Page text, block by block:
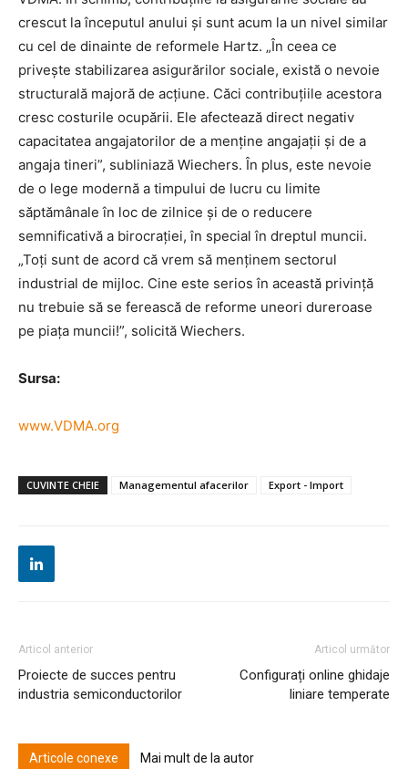
crescut la începutul anului și sunt acum la un nivel similar
cu cel de dinainte de reformele Hartz. „În ceea ce
privește stabilizarea asigurărilor sociale, există o nevoie
structurală majoră de acțiune. Căci contribuțiile acestora
cresc costurile ocupării. Ele afectează direct negativ
capacitatea angajatorilor de a menține angajații și de a
angaja tineri”, subliniază Wiechers. În plus, este nevoie
de o lege modernă a timpului de lucru cu limite
săptămânale în loc de zilnice și de o reducere
semnificativă a birocrației, în special în dreptul muncii.
„Toți sunt de acord că vrem să menținem sectorul
industrial de mijloc. Cine este serios în această privință
nu trebuie să se ferească de reforme uneori dureroase
pe piața muncii!”, solicită Wiechers.
Sursa:
www.VDMA.org
CUVINTE CHEIE Managementul afacerilor Export - Import
Articol anterior
Proiecte de succes pentru
industria semiconductorilor
Articol următor
Configurați online ghidaje
liniare temperate
Articole conexe Mai mult de la autor